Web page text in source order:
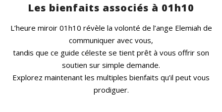
Les bienfaits associés à 01h10
L’heure miroir 01h10 révèle la volonté de l’ange Elemiah de
communiquer avec vous,
tandis que ce guide céleste se tient prêt à vous offrir son
soutien sur simple demande.
Explorez maintenant les multiples bienfaits qu’il peut vous
prodiguer.